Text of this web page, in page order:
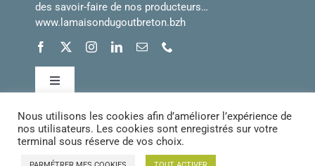
des savoir-faire de nos producteurs…
www.lamaisondugoutbreton.bzh
Toggle
Conditions générales de vente
Mentions légales
Nous utilisons les cookies afin d’améliorer l’expérience de
nos utilisateurs. Les cookies sont enregistrés sur votre
terminal sous réserve de vos choix.